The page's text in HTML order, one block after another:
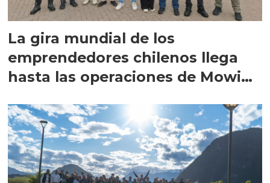
La gira mundial de los
emprendedores chilenos llega
hasta las operaciones de Mowi